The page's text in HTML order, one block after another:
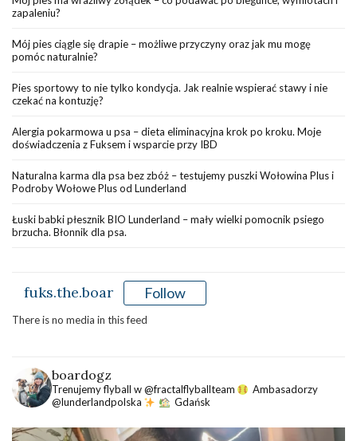
zapaleniu?
Mój pies ciągle się drapie – możliwe przyczyny oraz jak mu mogę
pomóc naturalnie?
Pies sportowy to nie tylko kondycja. Jak realnie wspierać stawy i nie
czekać na kontuzję?
Alergia pokarmowa u psa – dieta eliminacyjna krok po kroku. Moje
doświadczenia z Fuksem i wsparcie przy IBD
Naturalna karma dla psa bez zbóż – testujemy puszki Wołowina Plus i
Podroby Wołowe Plus od Lunderland
Łuski babki płesznik BIO Lunderland – mały wielki pomocnik psiego
brzucha. Błonnik dla psa.
fuks.the.boar Follow
There is no media in this feed
boardogz
Trenujemy flyball w @fractalflyballteam
Ambasadorzy
@lunderlandpolska
Gdańsk